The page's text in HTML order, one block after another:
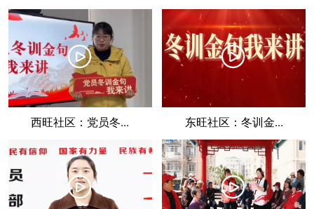
󰀛
西旺社区：党员冬...
󰀛
东旺社区：冬训金...
󰀛 󰀛